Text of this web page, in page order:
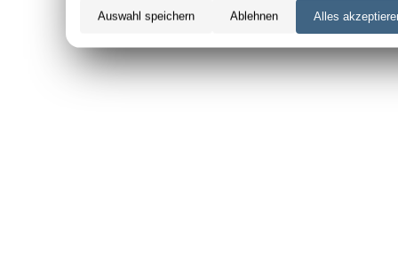
Auswahl speichern Ablehnen Alles